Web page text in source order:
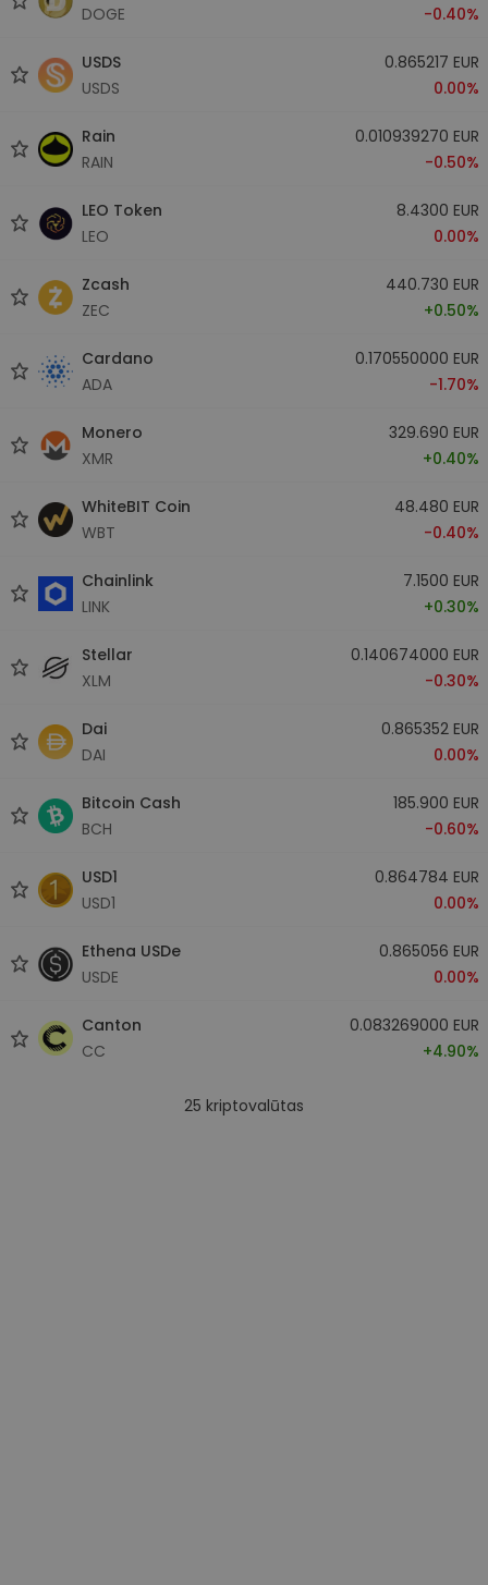
DOGE
-0.40%
USDS
USDS
0.865217 EUR
0.00%
Rain
RAIN
0.010939270 EUR
-0.50%
LEO Token
LEO
8.4300 EUR
0.00%
Zcash
ZEC
440.730 EUR
+0.50%
Cardano
ADA
0.170550000 EUR
-1.70%
Monero
XMR
329.690 EUR
+0.40%
WhiteBIT Coin
WBT
48.480 EUR
-0.40%
Chainlink
LINK
7.1500 EUR
+0.30%
Stellar
XLM
0.140674000 EUR
-0.30%
Dai
DAI
0.865352 EUR
0.00%
Bitcoin Cash
BCH
185.900 EUR
-0.60%
USD1
USD1
0.864784 EUR
0.00%
Ethena USDe
USDE
0.865056 EUR
0.00%
Canton
CC
0.083269000 EUR
+4.90%
25 kriptovalūtas